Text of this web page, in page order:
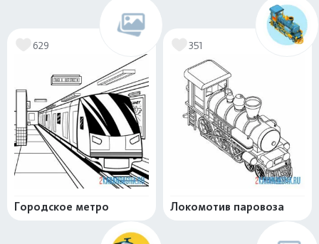
629
Городское метро
351
Локомотив паровоза